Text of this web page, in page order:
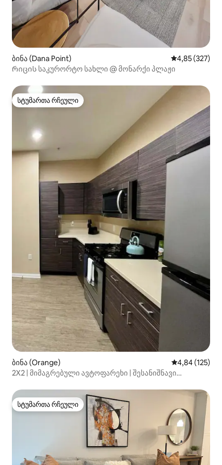
ბინა (Dana Point) საშუალო
4,85 (327)
Რიცის საკურორტო სახლი @ მონარქი პლაჟი
სტუმართა რჩეული
სტუმართა რჩეული
ბინა (Orange) საშუალო
4,84 (125)
2X2 | მიმაგრებული ავტოფარეხი | შესანიშნავი
სტუმართა რჩეული
სტუმართა რჩეული